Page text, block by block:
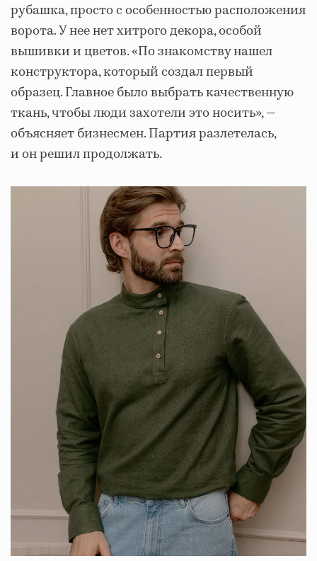
рубашка, просто с особенностью расположения
ворота. У нее нет хитрого декора, особой
вышивки и цветов. «По знакомству нашел
конструктора, который создал первый
образец. Главное было выбрать качественную
ткань, чтобы люди захотели это носить», —
объясняет бизнесмен. Партия разлетелась,
и он решил продолжать.